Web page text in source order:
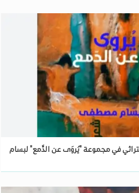
في مجموعة "يُروَى عن الدَّمع" لبسام